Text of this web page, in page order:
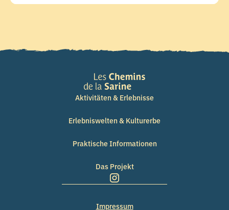
Aktivitäten & Erlebnisse
Erlebniswelten & Kulturerbe
Praktische Informationen
Das Projekt
Impressum